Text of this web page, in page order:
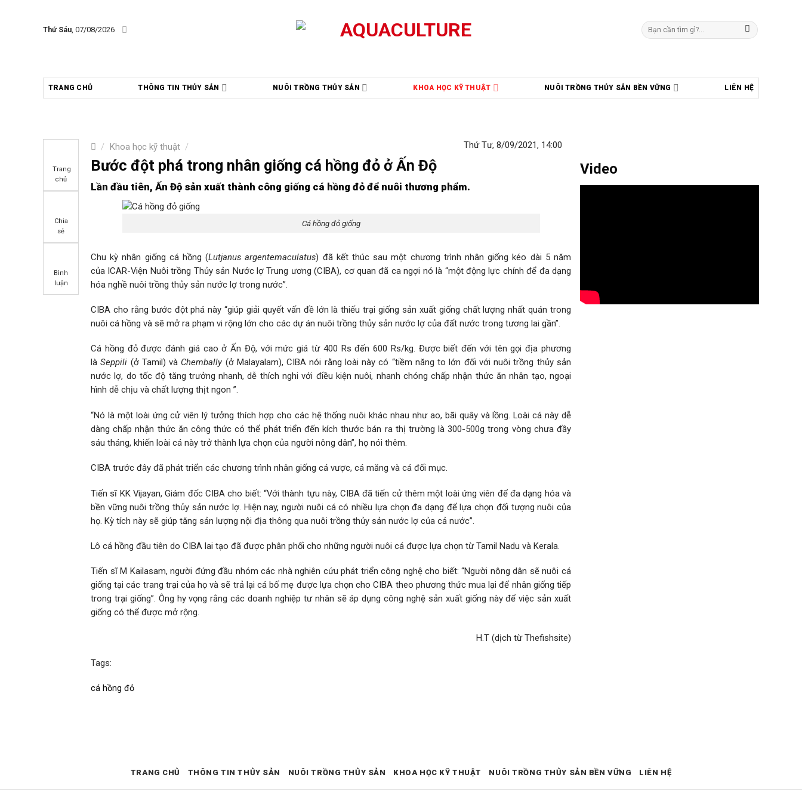
Thứ Sáu, 07/08/2026
Tìm
kiếm:
TRANG CHỦ THÔNG TIN THỦY SẢN NUÔI TRỒNG THỦY SẢN KHOA HỌC KỸ THUẬT NUÔI TRỒNG THỦY SẢN BỀN VỮNG LIÊN HỆ
/ Khoa học kỹ thuật /
Trang
chủ
Chia
sẻ
Bình
luận
Thứ Tư, 8/09/2021, 14:00
Bước đột phá trong nhân giống cá hồng đỏ ở Ấn Độ
Lần đầu tiên, Ấn Độ sản xuất thành công giống cá hồng đỏ để nuôi thương phẩm.
Cá hồng đỏ giống
Chu kỳ nhân giống cá hồng (Lutjanus argentemaculatus) đã kết thúc sau một chương trình nhân giống kéo dài 5 năm
của ICAR-Viện Nuôi trồng Thủy sản Nước lợ Trung ương (CIBA), cơ quan đã ca ngợi nó là “một động lực chính để đa dạng
hóa nghề nuôi trồng thủy sản nước lợ trong nước”.
CIBA cho rằng bước đột phá này “giúp giải quyết vấn đề lớn là thiếu trại giống sản xuất giống chất lượng nhất quán trong
nuôi cá hồng và sẽ mở ra phạm vi rộng lớn cho các dự án nuôi trồng thủy sản nước lợ của đất nước trong tương lai gần”.
Cá hồng đỏ được đánh giá cao ở Ấn Độ, với mức giá từ 400 Rs đến 600 Rs/kg. Được biết đến với tên gọi địa phương
làSeppili (ở Tamil) và Chembally (ở Malayalam), CIBA nói rằng loài này có “tiềm năng to lớn đối với nuôi trồng thủy sản
nước lợ, do tốc độ tăng trưởng nhanh, dễ thích nghi với điều kiện nuôi, nhanh chóng chấp nhận thức ăn nhân tạo, ngoại
hình dễ chịu và chất lượng thịt ngon ”.
“Nó là một loài ứng cử viên lý tưởng thích hợp cho các hệ thống nuôi khác nhau như ao, bãi quây và lồng. Loài cá này dễ
dàng chấp nhận thức ăn công thức có thể phát triển đến kích thước bán ra thị trường là 300-500g trong vòng chưa đầy
sáu tháng, khiến loài cá này trở thành lựa chọn của người nông dân”, họ nói thêm.
CIBA trước đây đã phát triển các chương trình nhân giống cá vược, cá măng và cá đối mục.
Tiến sĩ KK Vijayan, Giám đốc CIBA cho biết: “Với thành tựu này, CIBA đã tiến cử thêm một loài ứng viên để đa dạng hóa và
bền vững nuôi trồng thủy sản nước lợ. Hiện nay, người nuôi cá có nhiều lựa chọn đa dạng để lựa chọn đối tượng nuôi của
họ. Kỳ tích này sẽ giúp tăng sản lượng nội địa thông qua nuôi trồng thủy sản nước lợ của cả nước”.
Lô cá hồng đầu tiên do CIBA lai tạo đã được phân phối cho những người nuôi cá được lựa chọn từ Tamil Nadu và Kerala.
Tiến sĩ M Kailasam, người đứng đầu nhóm các nhà nghiên cứu phát triển công nghệ cho biết: “Người nông dân sẽ nuôi cá
giống tại các trang trại của họ và sẽ trả lại cá bố mẹ được lựa chọn cho CIBA theo phương thức mua lại để nhân giống tiếp
trong trại giống”. Ông hy vọng rằng các doanh nghiệp tư nhân sẽ áp dụng công nghệ sản xuất giống này để việc sản xuất
giống có thể được mở rộng.
H.T (dịch từ Thefishsite)
Tags:
cá hồng đỏ
Video
TRANG CHỦ THÔNG TIN THỦY SẢN NUÔI TRỒNG THỦY SẢN KHOA HỌC KỸ THUẬT NUÔI TRỒNG THỦY SẢN BỀN VỮNG LIÊN HỆ